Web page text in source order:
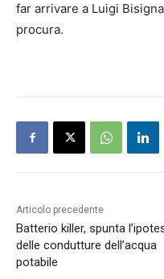
far arrivare a Luigi
procura.
Articolo precedente
Batterio killer, spunta
delle condutture dell’acqua
potabile